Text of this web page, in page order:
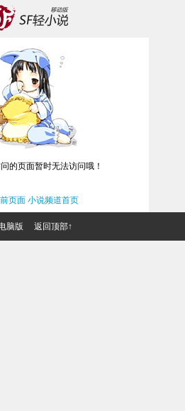
的页面暂时无法访问哦！
页面 小说频道首页
脑版 返回顶部↑